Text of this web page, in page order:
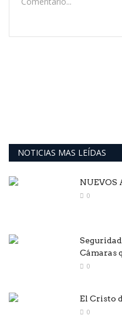
NOTICIAS MAS LEÍDAS
NUEVOS
0
Cámaras
0
El Cristo
0